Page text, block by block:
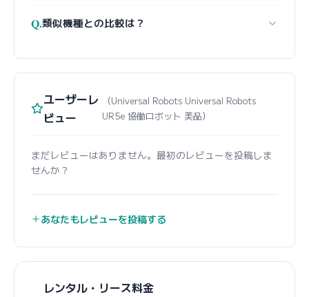
Q.類似機種との比較は？
ユーザーレ
ビュー
（Universal Robots Universal Robots
UR5e 協働ロボット 美品）
まだレビューはありません。最初のレビューを投稿しま
せんか？
あなたもレビューを投稿する
レンタル・リース料金